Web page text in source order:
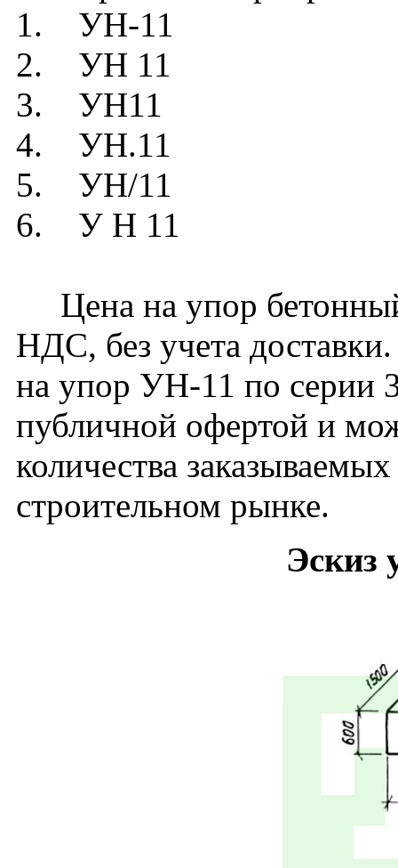
1. УН-11
2. УН 11
3. УН11
4. УН.11
5. УН/11
6. У Н 11
Цена на упор
НДС, без учета
на упор УН-11 по серии
публичной офертой и
количества
строительном рынке.
Эскиз